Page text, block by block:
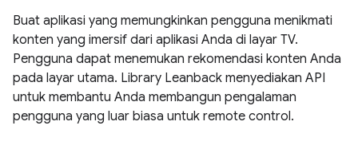
Buat aplikasi yang memungkinkan pengguna menikmati
konten yang imersif dari aplikasi Anda di layar TV.
Pengguna dapat menemukan rekomendasi konten Anda
pada layar utama. Library Leanback menyediakan API
untuk membantu Anda membangun pengalaman
pengguna yang luar biasa untuk remote control.